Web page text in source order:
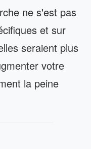
ne s'est pas
et sur
seraient plus
votre
la peine